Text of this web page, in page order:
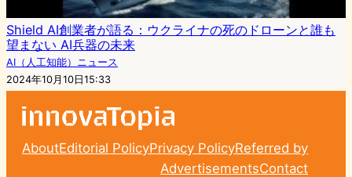
Shield AI創業者が語る：ウクライナの死のドローンと誰も
望まない AI兵器の未来
AI（人工知能）ニュース
2024年10月10日15:33
AboutEditorial PolicyPrivacy PolicyReferred by
AdvertisementsContact